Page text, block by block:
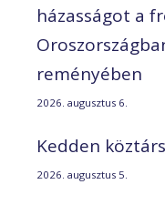
házasságot a
reményében
2026. augusztus 6.
Kedden
2026. augusztus 5.